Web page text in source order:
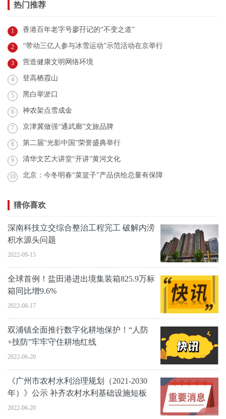
热门推荐
1 香港百年老字号廖孖记的“不变之道”
2 “带动三亿人参与冰雪运动”示范活动在京举行
3 营造健康文明网络环境
4 登高栖霞山
5 黑白举淤口
6 神农架点雪成金
7 京津冀做强“通武廊”文旅品牌
8 第二届“光影中国”荣誉盛典举行
9 清华文艺大讲堂“开讲”黄河文化
10 北京：今冬明春“菜篮子”产品供给总量有保障
猜你喜欢
深南科技立交综合整治工程完工 破解内涝
积水源头问题
2022-09-15
全球首例！盐田港进出境集装箱825.9万标
箱同比增9.6%
2022-08-17
双浦镇全面推行数字化耕地保护！“人防
+技防”牢牢守住耕地红线
2022-06-20
《广州市农村水利治理规划（2021-2030
年）》公示 补齐农村水利基础设施短板
2022-06-20